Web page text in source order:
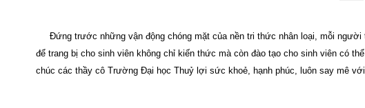
Đứng trước những vận động chóng mặt của nền tri thức nhân loại, mỗi người
để trang bị cho sinh viên không chỉ kiến thức mà còn đào tạo cho sinh viên có
chúc các thầy cô Trường Đại học Thuỷ lợi sức khoẻ, hạnh phúc, luôn say mê